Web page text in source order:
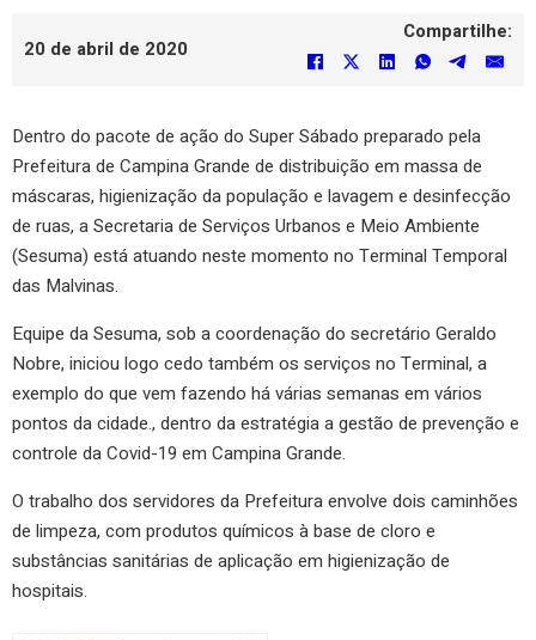
20 de abril de 2020
Compartilhe:
Dentro do pacote de ação do Super Sábado preparado pela
Prefeitura de Campina Grande de distribuição em massa de
máscaras, higienização da população e lavagem e desinfecção
de ruas, a Secretaria de Serviços Urbanos e Meio Ambiente
(Sesuma) está atuando neste momento no Terminal Temporal
das Malvinas.
Equipe da Sesuma, sob a coordenação do secretário Geraldo
Nobre, iniciou logo cedo também os serviços no Terminal, a
exemplo do que vem fazendo há várias semanas em vários
pontos da cidade., dentro da estratégia a gestão de prevenção e
controle da Covid-19 em Campina Grande.
O trabalho dos servidores da Prefeitura envolve dois caminhões
de limpeza, com produtos químicos à base de cloro e
substâncias sanitárias de aplicação em higienização de
hospitais.